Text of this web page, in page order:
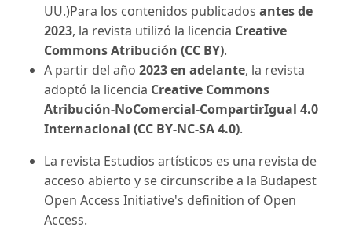
UU.)Para los contenidos publicados antes de
2023, la revista utilizó la licencia Creative
Commons Atribución (CC BY).
A partir del año 2023 en adelante, la revista
adoptó la licencia Creative Commons
Atribución-NoComercial-CompartirIgual 4.0
Internacional (CC BY-NC-SA 4.0).
La revista Estudios artísticos es una revista de
acceso abierto y se circunscribe a la Budapest
Open Access Initiative's definition of Open
Access.